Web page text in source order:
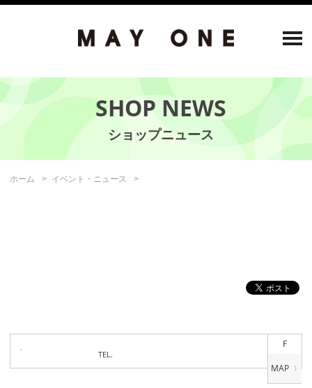
SHOP NEWS
ホーム イベント・ニュース
F
TEL.